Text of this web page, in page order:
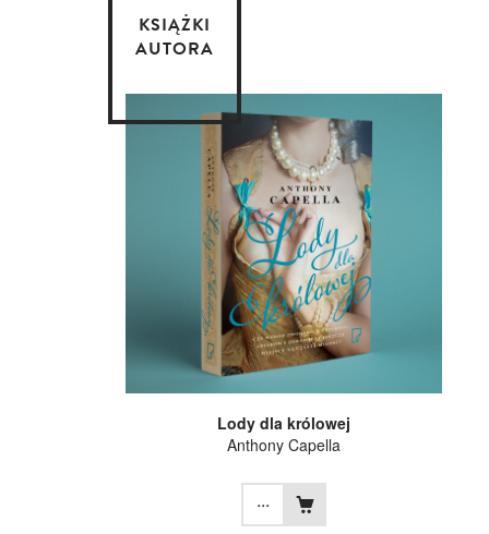
KSIĄŻKI
AUTORA
Lody dla królowej
Anthony Capella
...